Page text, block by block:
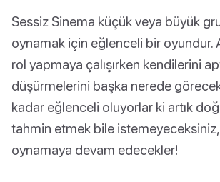
Sessiz Sinema küçük veya büyük
oynamak için eğlenceli bir oyundur.
rol yapmaya çalışırken kendilerini
düşürmelerini başka nerede
kadar eğlenceli oluyorlar ki artık
tahmin etmek bile
oynamaya devam edecekler!